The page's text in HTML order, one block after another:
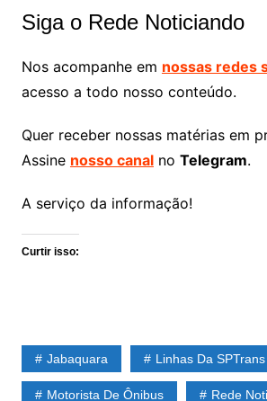
Siga o Rede Noticiando
Nos acompanhe em nossas redes
acesso a todo nosso conteúdo.
Quer receber nossas matérias em
Assine nosso canalno Telegram.
A serviço da informação!
Curtir isso:
Jabaquara Linhas Da SPTrans
Motorista De Ônibus Rede